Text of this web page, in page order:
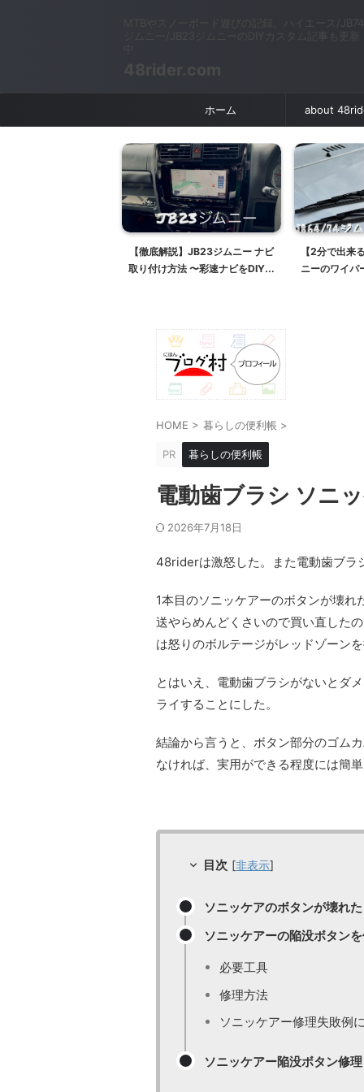
MTBやスノーボード遊びの記録。ハイエース/JB74
ジムニー/JB23ジムニーのDIYカスタム記事も更新
48rider.com
ホーム about
【2分で出来る】JB64/JB74ジム
ニーのワイパーブレード交換【ガ
【良音】
ホーン交換！
HOME > 暮らしの便利帳 >
PR 暮らしの便利帳
電動歯ブラシ ソニ
2026年7月18日
48riderは激怒した。また電動歯ブラ
1本目のソニッケアーのボタンが壊
送やらめんどくさいので買い直した
は怒りのボルテージがレッドゾーン
とはいえ、電動歯ブラシがないとダ
ライすることにした。
結論から言うと、ボタン部分のゴム
なければ、実用ができる程度には簡
目次 [非表示]
ソニッケアのボタンが壊れた
ソニッケアーの陥没ボタン
必要工具
修理方法
ソニッケアー修理失敗例
ソニッケアー陥没ボタン修